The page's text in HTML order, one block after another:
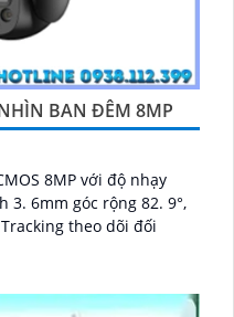
BAN ĐÊM 8MP
8MP với độ nhạy
3. 6mm góc rộng 82. 9°,
theo dõi đối